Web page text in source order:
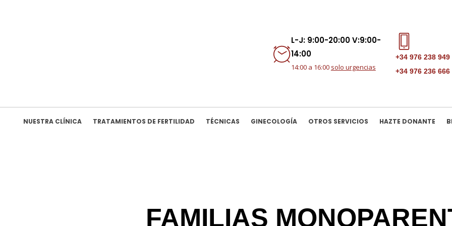
L-J: 9:00-20:00 V:9:00-
14:00
14:00 a 16:00 solo urgencias
+34 976 238 949
+34 976 236 666
NUESTRA CLÍNICA TRATAMIENTOS DE FERTILIDAD TÉCNICAS GINECOLOGÍA OTROS SERVICIOS HAZTE DONANTE
FAMILIAS